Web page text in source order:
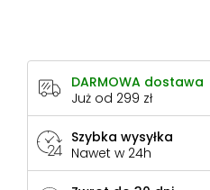
DARMOWA dostawa
Już od 299 zł
Szybka wysyłka
Nawet w 24h